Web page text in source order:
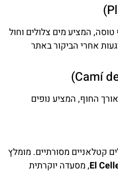
המציע מים צלולים וחול
אחרי הביקור באתר
החוף, המציע נופים
קטלאניים מסורתיים. מומלץ
El, מסעדה יוקרתית